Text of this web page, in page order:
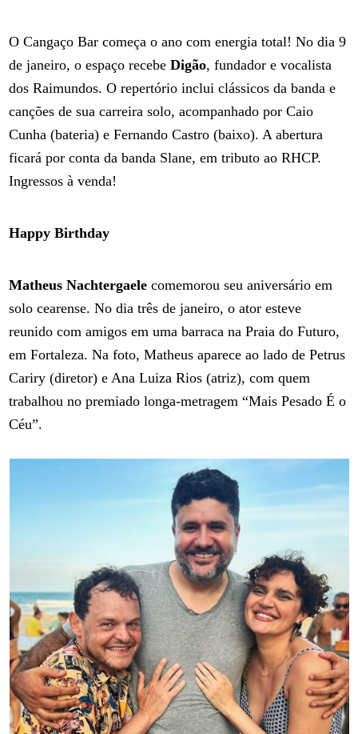
O Cangaço Bar começa o ano com energia total! No dia 9
de janeiro, o espaço recebeDigão, fundador e vocalista
dos Raimundos. O repertório inclui clássicos da banda e
canções de sua carreira solo, acompanhado por Caio
Cunha (bateria) e Fernando Castro (baixo). A abertura
ficará por conta da banda Slane, em tributo ao RHCP.
Ingressos à venda!
Happy Birthday
Matheus Nachtergaele comemorou seu aniversário em
solo cearense. No dia três de janeiro, o ator esteve
reunido com amigos em uma barraca na Praia do Futuro,
em Fortaleza. Na foto, Matheus aparece ao lado de Petrus
Cariry (diretor) e Ana Luiza Rios (atriz), com quem
trabalhou no premiado longa-metragem “Mais Pesado É o
Céu”.